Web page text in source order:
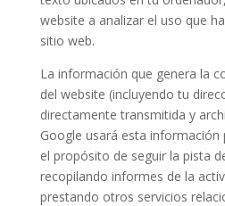
website a analizar el uso que
sitio web.
La información que genera la
del website (incluyendo tu
directamente transmitida y
Google usará esta
el propósito de seguir la pista
recopilando informes de la
prestando otros servicios